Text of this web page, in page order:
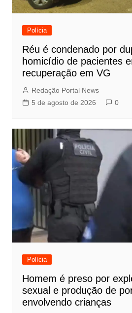
Polícia
Réu é condenado por
homicídio de pacientes
recuperação em VG
Redação Portal News
5 de agosto de 2026
0
Polícia
Homem é preso por
sexual e produção de
envolvendo crianças